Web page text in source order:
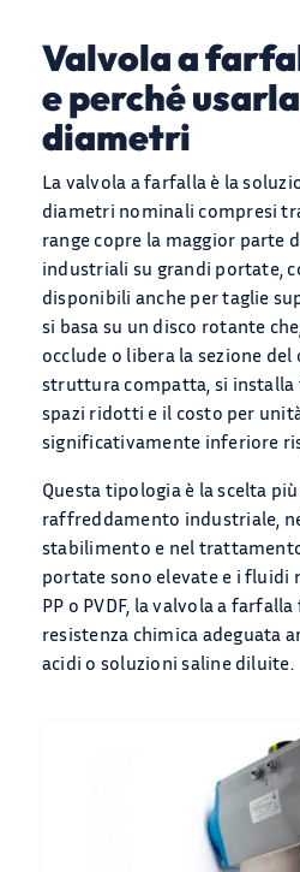
Valvola a
e perché
diametri
La valvola a farfalla è la
diametri nominali compresi
range copre la maggior parte
industriali su grandi portate,
disponibili anche per taglie
si basa su un disco rotante
occlude o libera la sezione
struttura compatta, si installa
spazi ridotti e il costo per
significativamente inferiore
Questa tipologia è la scelta
raffreddamento industriale,
stabilimento e nel
portate sono elevate e i fluidi
PP o PVDF, la valvola a
resistenza chimica adeguata
acidi o soluzioni saline diluite.